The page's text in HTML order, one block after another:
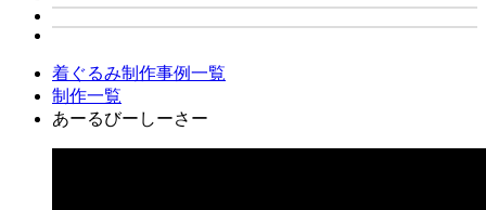
着ぐるみ制作事例一覧
制作一覧
あーるびーしーさー